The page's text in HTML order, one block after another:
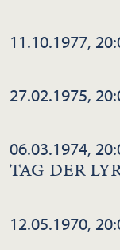
11.10.1977,
27.02.1975,
06.03.1974,
TAG DER
12.05.1970,